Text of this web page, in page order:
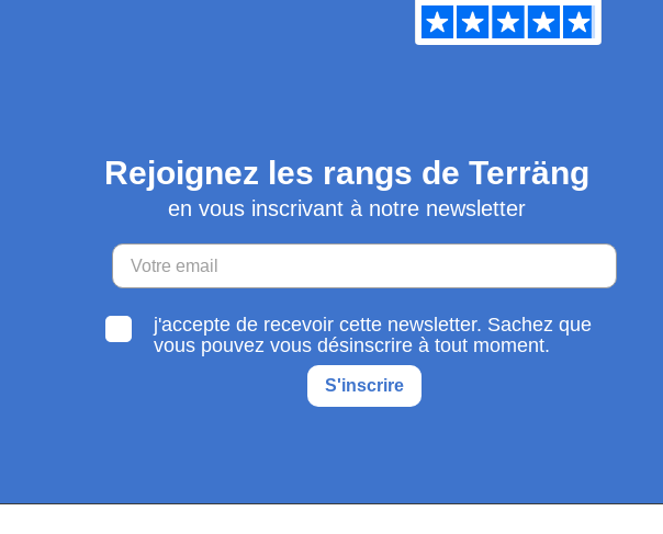
Rejoignez les rangs de Terräng
en vous inscrivant à notre newsletter
j'accepte de recevoir cette newsletter. Sachez que
vous pouvez vous désinscrire à tout moment.
S'inscrire